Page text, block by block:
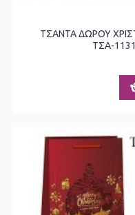
ΤΣΑΝΤΑ ΔΩΡΟΥ
ΤΣΑ-